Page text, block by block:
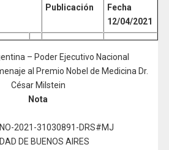
Publicación
Fecha
12/04/2021
– Poder Ejecutivo Nacional
al Premio Nobel de Medicina Dr.
César Milstein
Nota
NO-2021-31030891-DRS#MJ
DE BUENOS AIRES